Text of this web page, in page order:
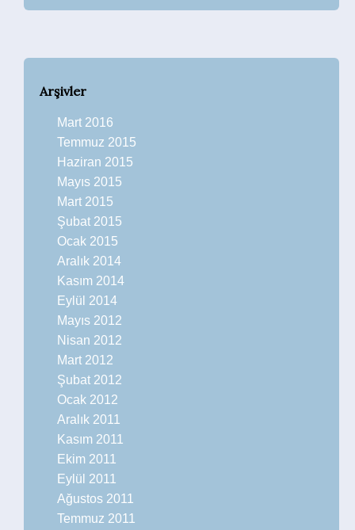
Arşivler
Mart 2016
Temmuz 2015
Haziran 2015
Mayıs 2015
Mart 2015
Şubat 2015
Ocak 2015
Aralık 2014
Kasım 2014
Eylül 2014
Mayıs 2012
Nisan 2012
Mart 2012
Şubat 2012
Ocak 2012
Aralık 2011
Kasım 2011
Ekim 2011
Eylül 2011
Ağustos 2011
Temmuz 2011